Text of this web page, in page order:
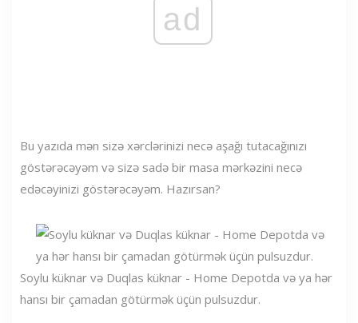
ad
Bu yazıda mən sizə xərclərinizi necə aşağı tutacağınızı
göstərəcəyəm və sizə sadə bir masa mərkəzini necə
edəcəyinizi göstərəcəyəm. Hazırsan?
Soylu küknar və Duqlas küknar - Home Depotda və ya hər
hansı bir çamadan götürmək üçün pulsuzdur.